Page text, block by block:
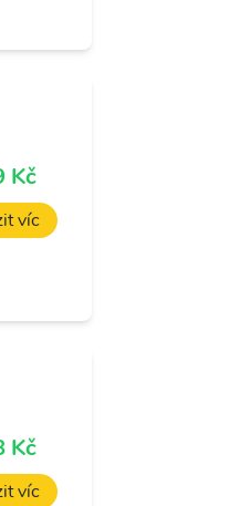
Kč
víc
Kč
víc